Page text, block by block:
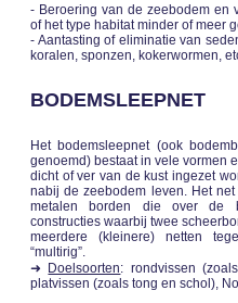
- Beroering van de zeebodem en
of het type habitat minder of meer
- Aantasting of eliminatie van
koralen, sponzen, kokerwormen,
BODEMSLEEPNET
Het bodemsleepnet (ook
genoemd) bestaat in vele vormen
dicht of ver van de kust ingezet
nabij de zeebodem leven. Het
metalen borden die over de
constructies waarbij twee
meerdere (kleinere) netten
“multirig”.
➜ Doelsoorten: rondvissen
platvissen (zoals tong en schol),